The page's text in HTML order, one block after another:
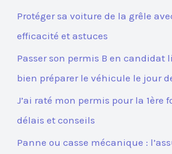
Protéger sa voiture de la grêle
efficacité et astuces
Passer son permis B en candidat
bien préparer le véhicule le jour
J’ai raté mon permis pour la 1ère
délais et conseils
Panne ou casse mécanique :